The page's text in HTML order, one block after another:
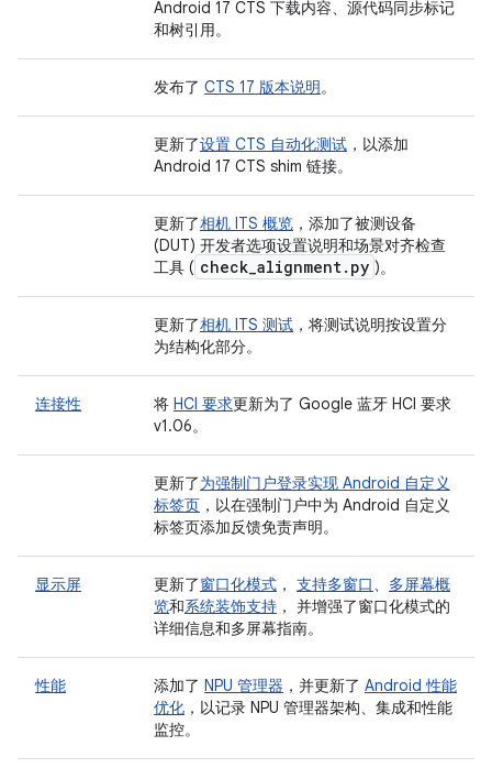
Android 17 CTS 下载内容、源代码同步标记
和树引用。
发布了 CTS 17 版本说明。
更新了设置 CTS 自动化测试 ，以添加
Android 17 CTS shim 链接。
更新了相机 ITS 概览 ，添加了被测设备
(DUT) 开发者选项设置说明和场景对齐检查
工具 ( check_alignment. py )。
更新了相机 ITS 测试 ，将测试说明按设置分
为结构化部分。
连接性 将 HCI 要求更新为了 Google 蓝牙 HCI 要求
v1.06。
更新了为强制门户登录实现 Android 自定义
标签页 ，以在强制门户中为 Android 自定义
标签页添加反馈免责声明。
显示屏 更新了窗口化模式 ， 支持多窗口、 多屏幕概
览和系统装饰支持 ， 并增强了窗口化模式的
详细信息和多屏幕指南。
性能 添加了 NPU 管理器 ，并更新了 Android 性能
优化 ，以记录 NPU 管理器架构、集成和性能
监控。